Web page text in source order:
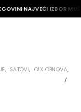
NAJVEĆI IZBOR
, SATOVI, OLX OBNOVA,